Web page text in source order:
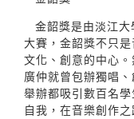
金韶獎是由淡江
大賽，金韶獎不只
文化、創意的中心
廣仲就曾包辦獨唱
舉辦都吸引數百名
自我，在音樂創作之